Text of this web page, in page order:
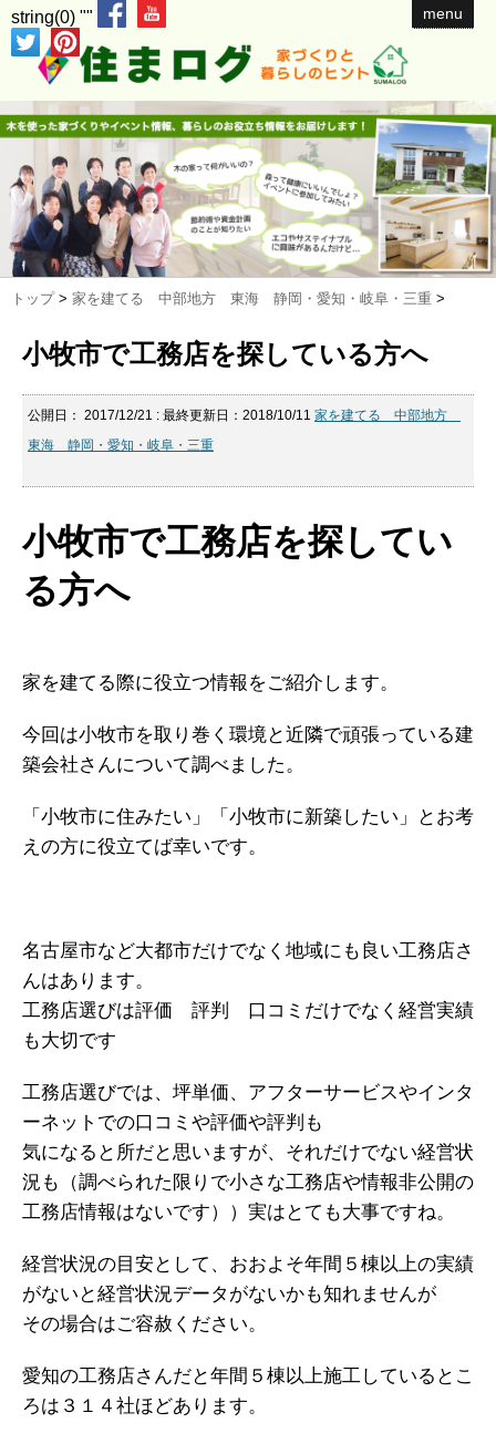
string(0) "" menu
トップ > 家を建てる 中部地方 東海 静岡・愛知・岐阜・三重 >
小牧市で工務店を探している方へ
公開日： 2017/12/21 : 最終更新日：2018/10/11 家を建てる 中部地方
東海 静岡・愛知・岐阜・三重
小牧市で工務店を探してい
る方へ
家を建てる際に役立つ情報をご紹介します。
今回は小牧市を取り巻く環境と近隣で頑張っている建
築会社さんについて調べました。
「小牧市に住みたい」「小牧市に新築したい」とお考
えの方に役立てば幸いです。
名古屋市など大都市だけでなく地域にも良い工務店さ
んはあります。
工務店選びは評価 評判 口コミだけでなく経営実績
も大切です
工務店選びでは、坪単価、アフターサービスやインタ
ーネットでの口コミや評価や評判も
気になると所だと思いますが、それだけでない経営状
況も（調べられた限りで小さな工務店や情報非公開の
工務店情報はないです））実はとても大事ですね。
経営状況の目安として、おおよそ年間５棟以上の実績
がないと経営状況データがないかも知れませんが
その場合はご容赦ください。
愛知の工務店さんだと年間５棟以上施工しているとこ
ろは３１４社ほどあります。